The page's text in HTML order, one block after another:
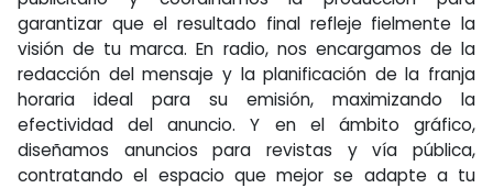
garantizar que el resultado final refleje fielmente la
visión de tu marca. En radio, nos encargamos de la
redacción del mensaje y la planificación de la franja
horaria ideal para su emisión, maximizando la
efectividad del anuncio. Y en el ámbito gráfico,
diseñamos anuncios para revistas y vía pública,
contratando el espacio que mejor se adapte a tu